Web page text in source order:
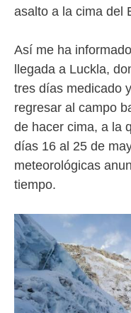
asalto a la cima del
Así me ha
llegada a Luckla,
tres días medicado
regresar al campo
de hacer cima, a la
días 16 al 25 de
meteorológicas
tiempo.